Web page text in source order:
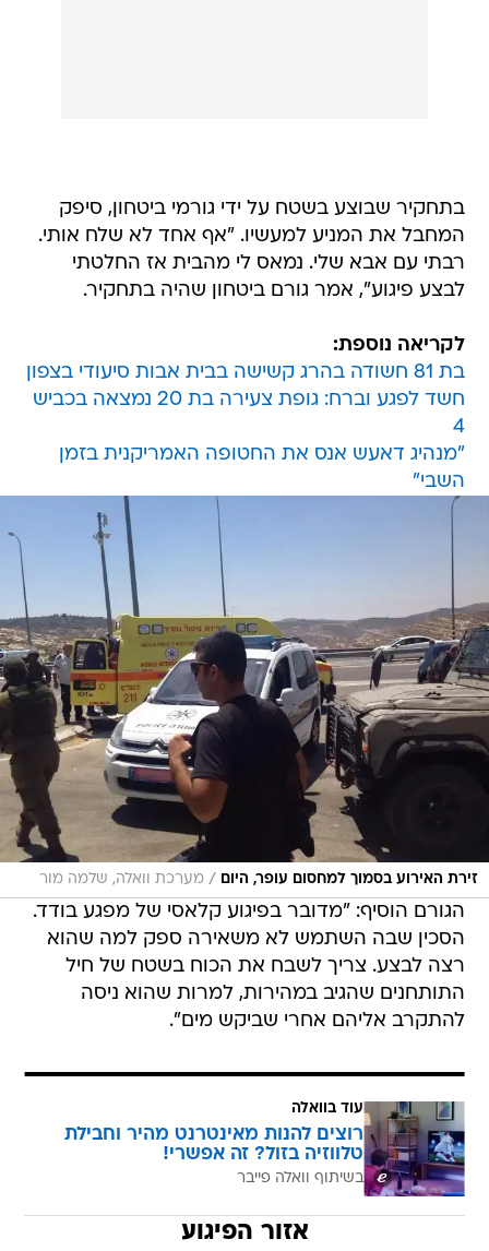
בתחקיר שבוצע בשטח על ידי גורמי ביטחון, סיפק
המחבל את המניע למעשיו. "אף אחד לא שלח אותי.
רבתי עם אבא שלי. נמאס לי מהבית אז החלטתי
לבצע פיגוע", אמר גורם ביטחון שהיה בתחקיר.
לקריאה נוספת:
בת 81 חשודה בהרג קשישה בבית אבות סיעודי בצפון
חשד לפגע וברח: גופת צעירה בת 20 נמצאה בכביש
4
"מנהיג דאעש אנס את החטופה האמריקנית בזמן
השבי"
זירת האירוע בסמוך למחסום עופר, היום / מערכת וואלה, שלמה מור
הגורם הוסיף: "מדובר בפיגוע קלאסי של מפגע בודד.
הסכין שבה השתמש לא משאירה ספק למה שהוא
רצה לבצע. צריך לשבח את הכוח בשטח של חיל
התותחנים שהגיב במהירות, למרות שהוא ניסה
להתקרב אליהם אחרי שביקש מים".
עוד בוואלה
רוצים להנות מאינטרנט מהיר וחבילת
טלווזיה בזול? זה אפשרי!
בשיתוף וואלה פייבר
אזור הפיגוע